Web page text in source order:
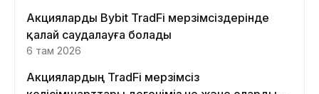
Акцияларды Bybit TradFi мерзімсіздерінде
қалай саудалауға болады
6 там 2026
Акциялардың TradFi мерзімсіз